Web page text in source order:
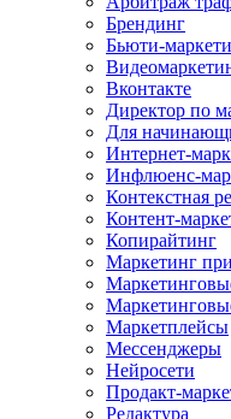
Брендинг
Бьюти-
Вконтакте
Директор по
Для
Интернет-
Инфлюенс-
Контекстная
Контент-
Копирайтинг
Маркетинг
Маркетплейсы
Мессенджеры
Нейросети
Продакт-
Редактура